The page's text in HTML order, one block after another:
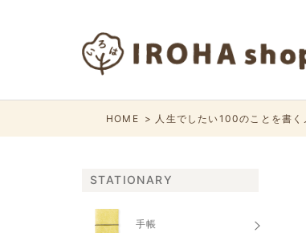
HOME 人生でしたい100のことを書く
STATIONARY
手帳